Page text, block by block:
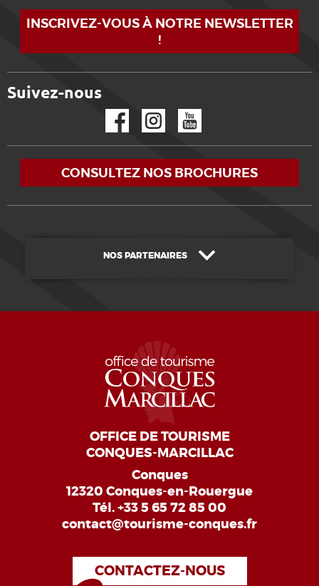
INSCRIVEZ-VOUS À NOTRE NEWSLETTER
!
Suivez-nous
CONSULTEZ NOS BROCHURES
NOS PARTENAIRES
OFFICE DE TOURISME
CONQUES-MARCILLAC
Conques
12320 Conques-en-Rouergue
Tél.+33 5 65 72 85 00
contact@tourisme-conques.fr
CONTACTEZ-NOUS